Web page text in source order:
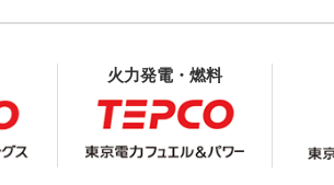
火力発電・燃料